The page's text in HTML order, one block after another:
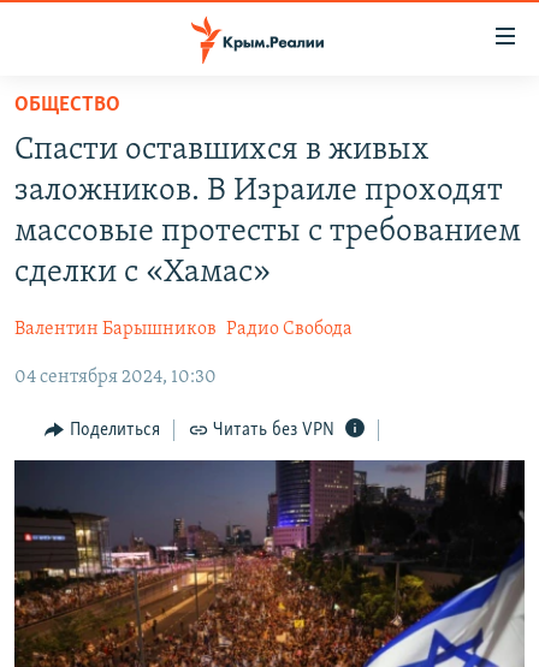
Вернуться
основному
содержанию
главной
Вернутся
КАРТА ВОЕННЫХ ОБЪЕКТОВ КРЫМА
ИНТЕРАКТИВ
ИНФОГРАФИКА
ТЕЛЕПРОЕКТ КРЫМ.РЕАЛИИ
ПРОПАВШИЕ БЕЗ ВЕСТИ
ПОБЕДИТЕЛЕЙ НЕ СУДЯТ?
КРЫМ.НЕПОКОРЕННЫЙ
ELIFBE
РАДІО СВОБОДА
КАК ОБОЙТИ БЛОКИРОВКУ
ПРИСОЕДИНЯЙТЕСЬ!
ОБЩЕСТВО
Спасти оставшихся в живых
заложников. В Израиле проходят
массовые протесты с требованием
сделки с «Хамас»
Валентин Барышников Радио Свобода
04 сентября 2024, 10:30
Поделиться Читать без VPN